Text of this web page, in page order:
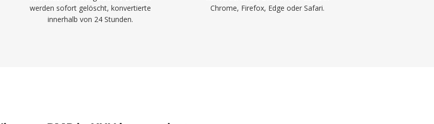
werden sofort gelöscht, konvertierte
innerhalb von 24 Stunden.
Chrome, Firefox, Edge oder Safari.